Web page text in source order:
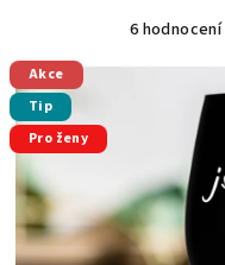
Průměrné
hvězdiček.
6 hodnocení
Akce
Tip
Pro ženy